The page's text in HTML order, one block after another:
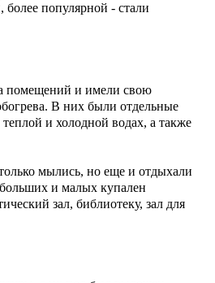
более популярной - стали
помещений и имели свою
В них были отдельные
и холодной водах, а также
мылись, но еще и отдыхали
и малых купален
зал, библиотеку, зал для